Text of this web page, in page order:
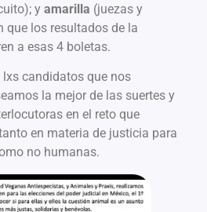
yamarilla (juezas y
que los resultados de la
a esas 4 boletas.
candidatos que nos
la mejor de las suertes y
en el reto que
en materia de justicia para
no humanas.